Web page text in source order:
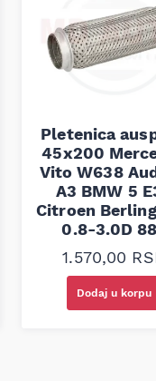
Pletenica
45x200
Vito W638
A3 BMW 5
Citroen
0.8-3.0D
1.570,00
Dodaj u korpu